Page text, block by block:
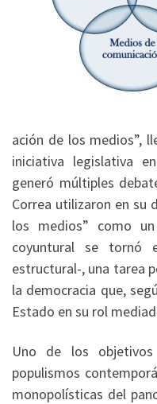
ación de los medios”,
iniciativa legislativa
generó múltiples
Correa utilizaron en su
los medios” como
coyuntural se tornó
estructural-, una tarea
la democracia que,
Estado en su rol
Uno de los
populismos
monopolísticas del